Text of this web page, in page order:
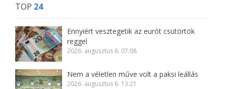
TOP 24
Ennyiért vesztegetik az eurót csütörtök
reggel
2026. augusztus 6. 07:08
Nem a véletlen műve volt a paksi leállás
2026. augusztus 6. 13:21